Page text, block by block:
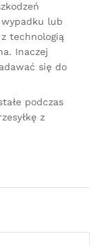
wypadku lub
technologią
Inaczej
się do
podczas
z